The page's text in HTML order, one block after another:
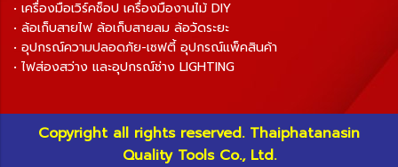
• เครื่องมือเวิร์คช็อป เครื่องมืองานไม้ DIY
• ล้อเก็บสายไฟ ล้อเก็บสายลม ล้อวัดระยะ
• อุปกรณ์ความปลอดภัย-เซฟตี้ อุปกรณ์แพ็คสินค้า
• ไฟส่องสว่าง และอุปกรณ์ช่าง LIGHTING
Copyright all rights reserved. Thaiphatanasin
Quality Tools Co., Ltd.